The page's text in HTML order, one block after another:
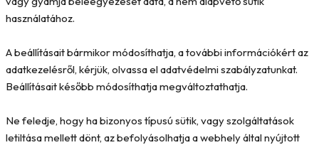
használatához.
A beállításait bármikor módosíthatja, a további információkért az
adatkezelésről, kérjük, olvassa el adatvédelmi szabályzatunkat.
Beállításait később módosíthatja megváltoztathatja.
Ne feledje, hogy ha bizonyos típusú sütik, vagy szolgáltatások
letiltása mellett dönt, az befolyásolhatja a webhely által nyújtott